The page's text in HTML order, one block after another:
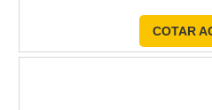
geralmente, utilizado em
industriais.
manutenção de motores
COTAR